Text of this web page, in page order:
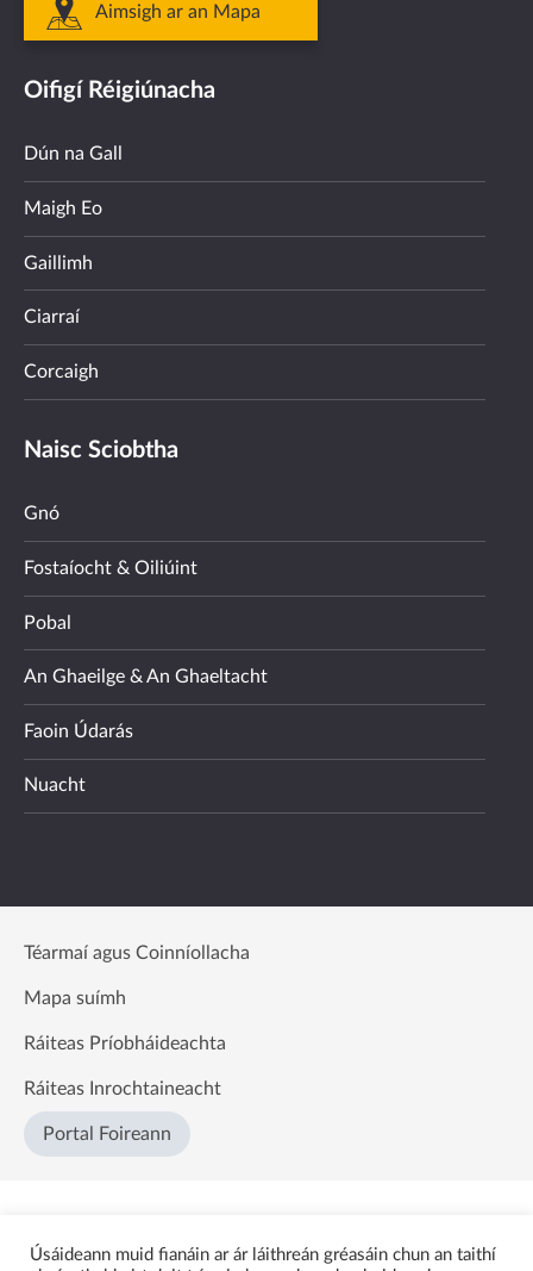
Aimsigh ar an Mapa
Oifigí Réigiúnacha
Dún na Gall
Maigh Eo
Gaillimh
Ciarraí
Corcaigh
Naisc Sciobtha
Gnó
Fostaíocht & Oiliúint
Pobal
An Ghaeilge & An Ghaeltacht
Faoin Údarás
Nuacht
Téarmaí agus Coinníollacha
Mapa suímh
Ráiteas Príobháideachta
Ráiteas Inrochtaineacht
Portal Foireann
Úsáideann muid fianáin ar ár láithreán gréasáin chun an taithí